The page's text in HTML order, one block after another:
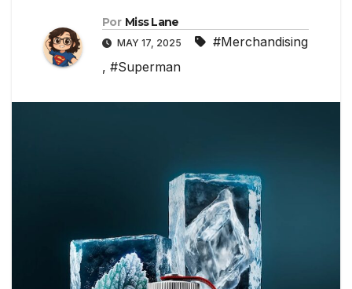
Por Miss Lane
MAY 17, 2025
#Merchandising
, #Superman